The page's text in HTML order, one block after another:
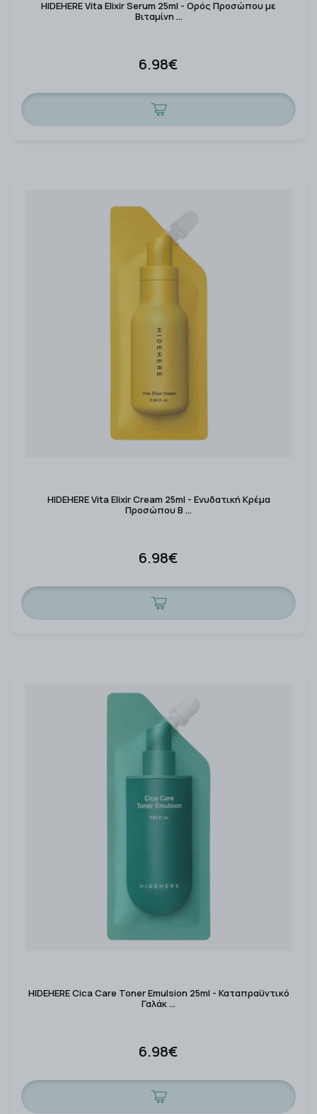
HIDEHERE Vita Elixir Serum 25ml - Ορός Προσώπου με
Βιταμίνη …
6.98€
HIDEHERE Vita Elixir Cream 25ml - Ενυδατική Κρέμα
Προσώπου Β …
6.98€
HIDEHERE Cica Care Toner Emulsion 25ml - Καταπραϋντικό
Γαλάκ …
6.98€